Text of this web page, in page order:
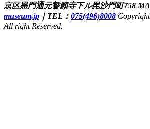
京区黒門通元誓願寺下ル毘沙門町758
museum.jp ｜ TEL： 075(496)8008
All right Reserved.